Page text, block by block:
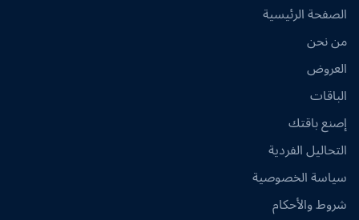
الصفحة الرئيسية
من نحن
العروض
الباقات
إصنع باقتك
التحاليل الفردية
سياسة الخصوصية
شروط والأحكام